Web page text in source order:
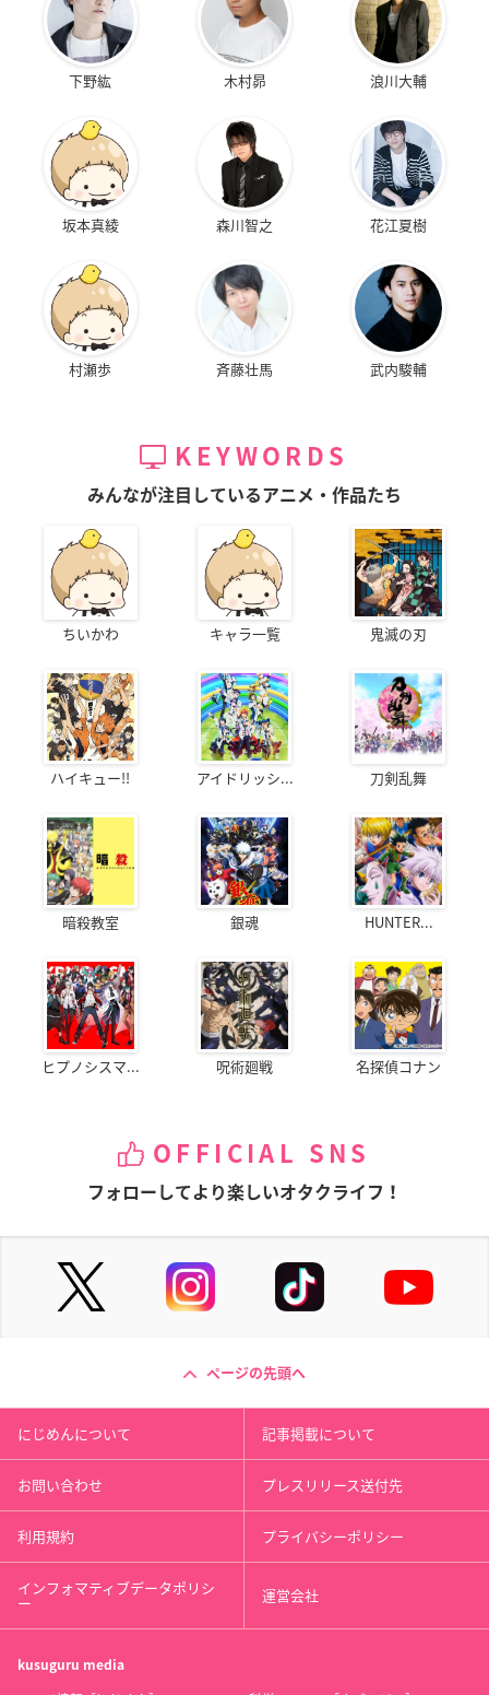
下野紘 木村昴 浪川大輔
坂本真綾 森川智之 花江夏樹
村瀬歩 斉藤壮馬 武内駿輔
KEYWORDS
みんなが注目しているアニメ・作品たち
ちいかわ キャラ一覧 鬼滅の刃
ハイキュー!! アイドリッシ... 刀剣乱舞
暗殺教室 銀魂 HUNTER...
ヒプノシスマ... 呪術廻戦 名探偵コナン
OFFICIAL SNS
フォローしてより楽しいオタクライフ！
ページの先頭へ
にじめんについて 記事掲載について
お問い合わせ プレスリリース送付先
利用規約 プライバシーポリシー
インフォマティブデータポリシ
ー 運営会社
kusuguru media